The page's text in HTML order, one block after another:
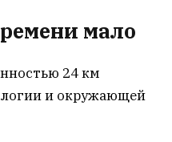
мало
24 км
и окружающей